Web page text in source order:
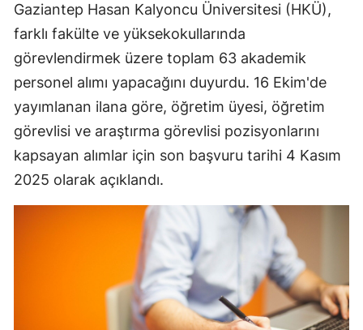
Gaziantep Hasan Kalyoncu Üniversitesi (HKÜ),
farklı fakülte ve yüksekokullarında
görevlendirmek üzere toplam 63 akademik
personel alımı yapacağını duyurdu. 16 Ekim'de
yayımlanan ilana göre, öğretim üyesi, öğretim
görevlisi ve araştırma görevlisi pozisyonlarını
kapsayan alımlar için son başvuru tarihi 4 Kasım
2025 olarak açıklandı.